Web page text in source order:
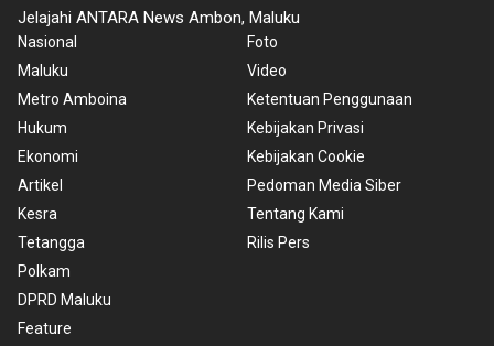
Jelajahi ANTARA News Ambon, Maluku
Nasional
Maluku
Metro Amboina
Hukum
Ekonomi
Artikel
Kesra
Tetangga
Polkam
DPRD Maluku
Feature
Foto
Video
Ketentuan Penggunaan
Kebijakan Privasi
Kebijakan Cookie
Pedoman Media Siber
Tentang Kami
Rilis Pers